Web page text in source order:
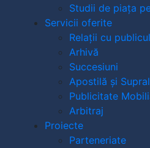
Studii de piața
Servicii oferite
Relații cu publicul
Arhivă
Succesiuni
Apostilă și
Publicitate
Arbitraj
Proiecte
Parteneriate